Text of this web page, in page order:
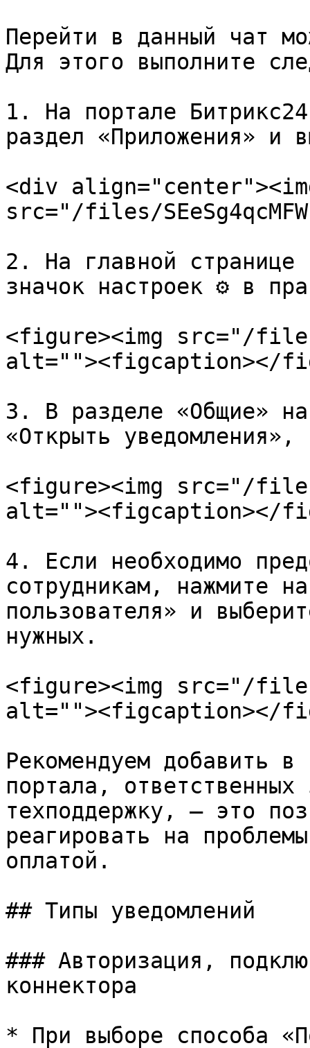
Перейти в данный чат
Для этого выполните
1. На портале
раздел «Приложения» и
<div
src="/files/
2. На главной странице
значок настроек ⚙ в
<figure><img src="/files/
alt=""><figcaption></
3. В разделе «Общие»
«Открыть
<figure><img src="/files/
alt=""><figcaption></
4. Если необходимо
сотрудникам, нажмите
пользователя» и
нужных.
<figure><img src="/files/
alt=""><figcaption></
Рекомендуем добавить в
портала,
техподдержку, — это
реагировать на
оплатой.
## Типы уведомлений
### Авторизация,
коннектора
* При выборе способа